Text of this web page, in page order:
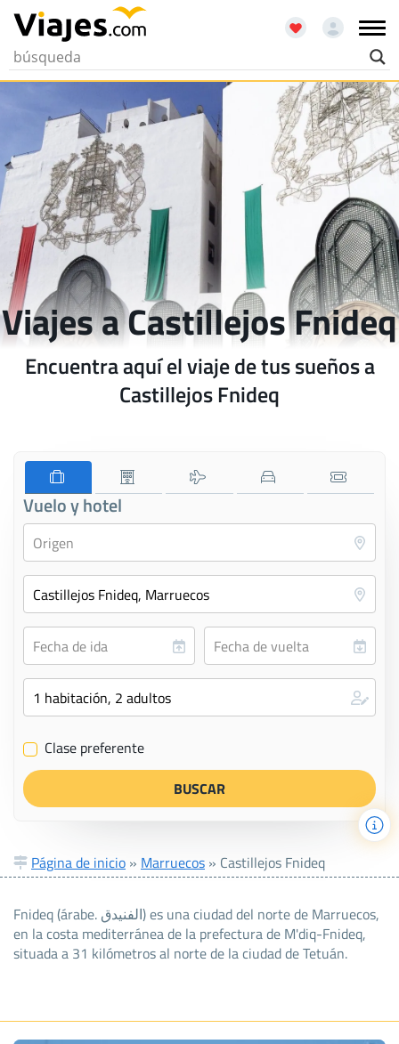
Viajes a Castillejos Fnideq
Encuentra aquí el viaje de tus sueños a
Castillejos Fnideq
Vuelo y hotel
✔ Clase preferente
Página de inicio » Marruecos » Castillejos Fnideq
Fnideq (árabe. الفنيدق) es una ciudad del norte de Marruecos,
en la costa mediterránea de la prefectura de M'diq-Fnideq,
situada a 31 kilómetros al norte de la ciudad de Tetuán.